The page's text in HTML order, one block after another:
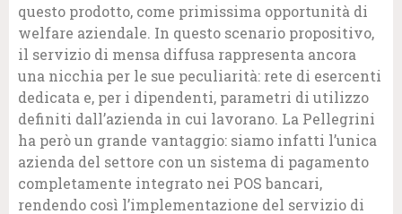
questo prodotto, come primissima opportunità di
welfare aziendale. In questo scenario propositivo,
il servizio di mensa diffusa rappresenta ancora
una nicchia per le sue peculiarità: rete di esercenti
dedicata e, per i dipendenti, parametri di utilizzo
definiti dall’azienda in cui lavorano. La Pellegrini
ha però un grande vantaggio: siamo infatti l’unica
azienda del settore con un sistema di pagamento
completamente integrato nei POS bancari,
rendendo così l’implementazione del servizio di